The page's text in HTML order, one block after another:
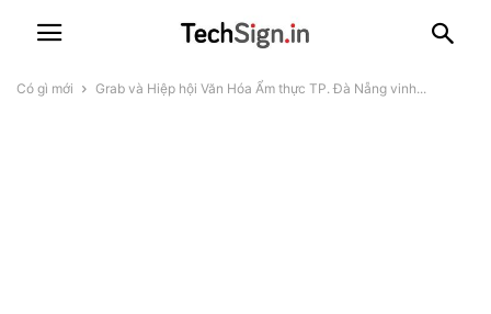
Có gì mới Grab và Hiệp hội Văn Hóa Ẩm thực TP. Đà Nẵng vinh...